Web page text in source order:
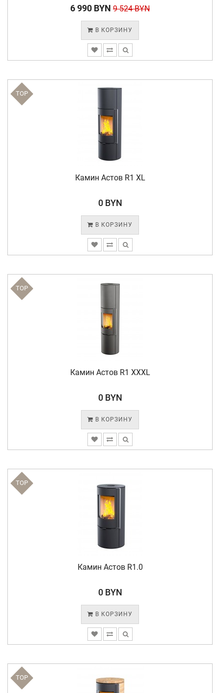
6 990 BYN 9 524 BYN
В КОРЗИНУ
TOP
Камин Астов R1 XL
0 BYN
В КОРЗИНУ
TOP
Камин Астов R1 XXXL
0 BYN
В КОРЗИНУ
TOP
Камин Астов R1.0
0 BYN
В КОРЗИНУ
TOP